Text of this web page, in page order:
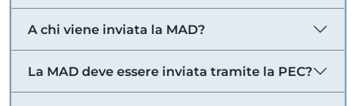
A chi viene inviata la MAD?
La MAD deve essere inviata tramite la PEC?